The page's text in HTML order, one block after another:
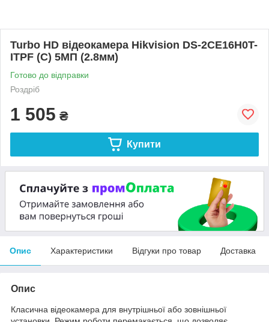
Turbo HD відеокамера Hikvision DS-2CE16H0T-
ITPF (C) 5МП (2.8мм)
Готово до відправки
Роздріб
1 505 ₴
Купити
Опис Характеристики Відгуки про товар Доставка
Опис
Класична відеокамера для внутрішньої або зовнішньої